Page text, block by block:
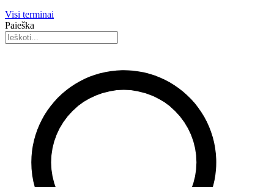
Visi terminai
Paieška